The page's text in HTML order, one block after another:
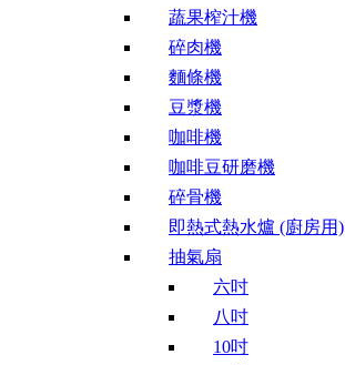
蔬果榨汁機
碎肉機
麵條機
豆漿機
咖啡機
咖啡豆研磨機
碎骨機
即熱式熱水爐 (廚房用)
抽氣扇
六吋
八吋
10吋